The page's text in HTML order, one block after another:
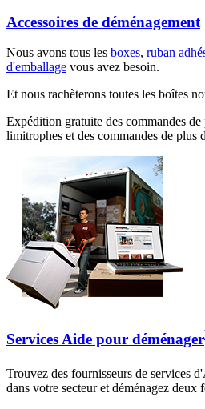
Accessoires de déménagement
Nous avons tous les boxes, ruban
d'emballage vous avez besoin.
Et nous rachèterons toutes les boîtes
Expédition gratuite des commandes
limitrophes et des commandes de plus
Services Aide pour déménager
Trouvez des fournisseurs de services
dans votre secteur et déménagez deux